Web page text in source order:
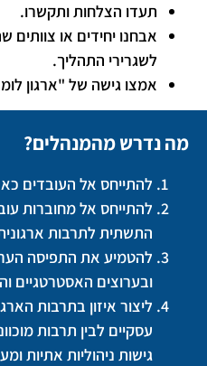
תעדו הצלחות ותקשרו.
אבחנו יחידים או
לשגרירי התהליך.
אמצו גישה של "ארגון
מה נדרש מהמנהלים?
להתייחס אל העובדים
להתייחס אל מחוברות
התשתית לתרבות
להטמיע את התפיסה
ובערוצים האסטרטגיים
ליצור איזון בתרבות
עסקיים לבין תרבות
גישות ניהוליות אתיות